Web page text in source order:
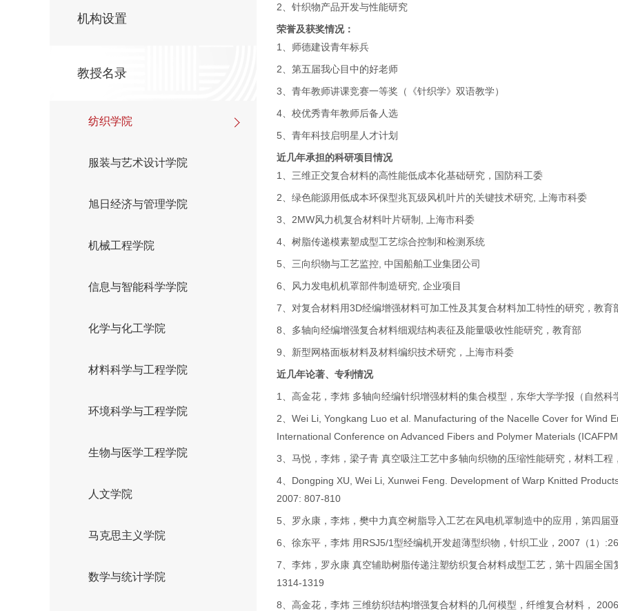
机构设置
教授名录
纺织学院
服装与艺术设计学院
旭日经济与管理学院
机械工程学院
信息与智能科学学院
化学与化工学院
材料科学与工程学院
环境科学与工程学院
生物与医学工程学院
人文学院
马克思主义学院
数学与统计学院
2、针织物产品开发与性能研究
荣誉及获奖情况：
1、师德建设青年标兵
2、第五届我心目中的好老师
3、青年教师讲课竞赛一等奖（《针织学》双语教学）
4、校优秀青年教师后备人选
5、青年科技启明星人才计划
近几年承担的科研项目情况
1、三维正交复合材料的高性能低成本化基础研究，国防科工委
2、绿色能源用低成本环保型兆瓦级风机叶片的关键技术研究, 上海市科委
3、2MW风力机复合材料叶片研制, 上海市科委
4、树脂传递模素塑成型工艺综合控制和检测系统
5、三向织物与工艺监控, 中国船舶工业集团公司
6、风力发电机机罩部件制造研究, 企业项目
7、对复合材料用3D经编增强材料可加工性及其复合材料加工特性的研究，教育
8、多轴向经编增强复合材料细观结构表征及能量吸收性能研究，教育部
9、新型网格面板材料及材料编织技术研究，上海市科委
近几年论著、专利情况
1、高金花，李炜 多轴向经编针织增强材料的集合模型，东华大学学报（自然
2、Wei Li, Yongkang Luo et al. Manufacturing of the Nacelle Cover for Wind
International Conference on Advanced Fibers and Polymer Materials
3、马悦，李炜，梁子青 真空吸注工艺中多轴向织物的压缩性能研究，材料工程
4、Dongping XU, Wei Li, Xunwei Feng. Development of Warp Knitted
2007: 807-810
5、罗永康，李炜，樊中力真空树脂导入工艺在风电机罩制造中的应用，第四届
6、徐东平，李炜 用RSJ5/1型经编机开发超薄型织物，针织工业，2007（1）
7、李炜，罗永康 真空辅助树脂传递注塑纺织复合材料成型工艺，第十四届全
1314-1319
8、高金花，李炜 三维纺织结构增强复合材料的几何模型，纤维复合材料，